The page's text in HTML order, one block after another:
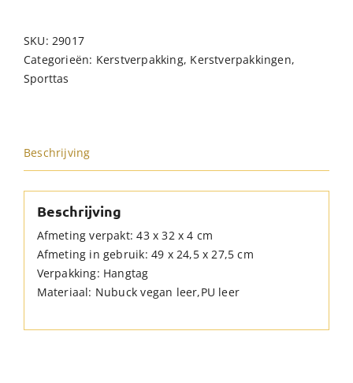
SKU:29017
Categorieën: Kerstverpakking, Kerstverpakkingen,
Sporttas
Beschrijving
Beschrijving
Afmeting verpakt: 43 x 32 x 4 cm
Afmeting in gebruik: 49 x 24,5 x 27,5 cm
Verpakking: Hangtag
Materiaal: Nubuck vegan leer,PU leer